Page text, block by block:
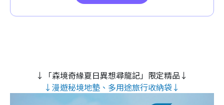
↓「森境奇緣夏日異想尋龍記」限定精品↓
↓漫遊秘境地墊、多用途旅行收納袋↓